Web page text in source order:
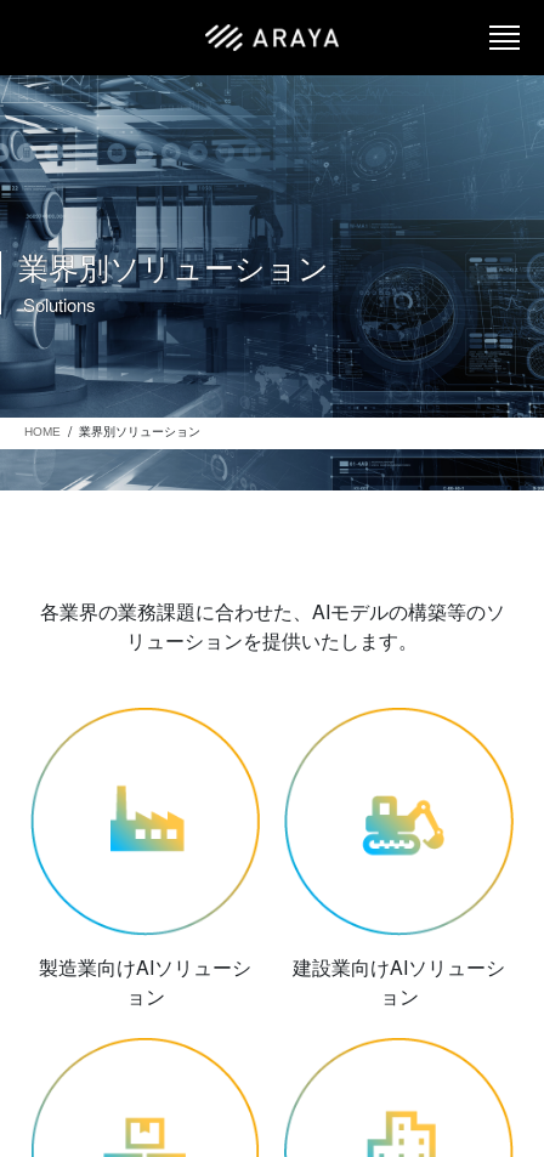
業界別ソリューション
Solutions
HOME 業界別ソリューション
各業界の業務課題に合わせた、AIモデルの構築等のソ
リューションを提供いたします。
製造業向けAIソリューシ
ョン
建設業向けAIソリューシ
ョン